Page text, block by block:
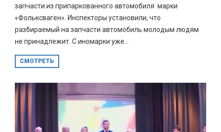
запчасти из припаркованного автомобиля марки
«Фольксваген». Инспекторы установили, что
разбираемый на запчасти автомобиль молодым людям
не принадлежит. С иномарки уже...
СМОТРЕТЬ